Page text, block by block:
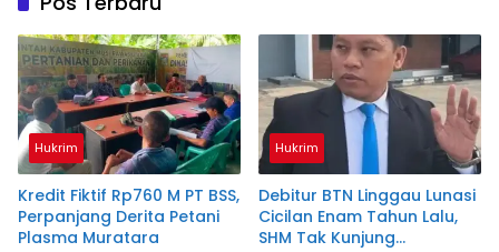
Hukrim
Kredit Fiktif Rp760 M PT BSS,
Perpanjang Derita Petani
Plasma Muratara
Hukrim
Debitur BTN Linggau Lunasi
Cicilan Enam Tahun Lalu,
SHM Tak Kunjung